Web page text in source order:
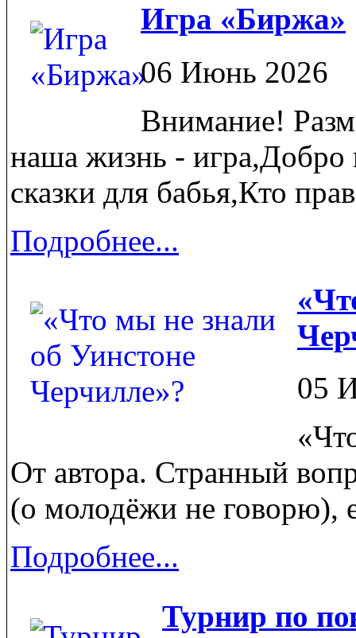
Игра «Биржа»
06 Июнь 2026
Внимание!
наша жизнь - игра,Добро
сказки для бабья,Кто
Подробнее...
05
От автора. Странный
(о молодёжи не говорю),
Подробнее...
Турнир по